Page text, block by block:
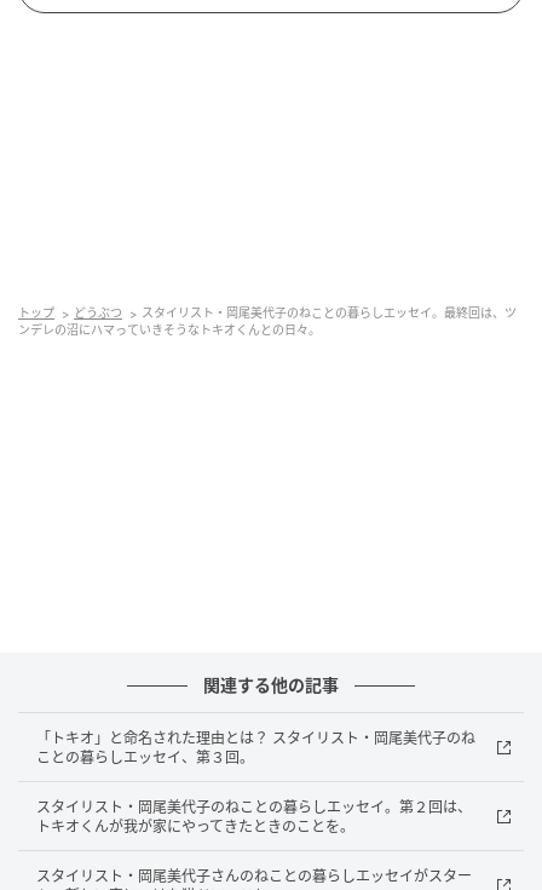
トップ どうぶつ
スタイリスト・岡尾美代子のねことの暮らしエッセイ。最終回は、ツ
ンデレの沼にハマっていきそうなトキオくんとの日々。
関連する他の記事
「トキオ」と命名された理由とは？ スタイリスト・岡尾美代子のね
ことの暮らしエッセイ、第３回。
スタイリスト・岡尾美代子のねことの暮らしエッセイ。第２回は、
トキオくんが我が家にやってきたときのことを。
スタイリスト・岡尾美代子さんのねことの暮らしエッセイがスター